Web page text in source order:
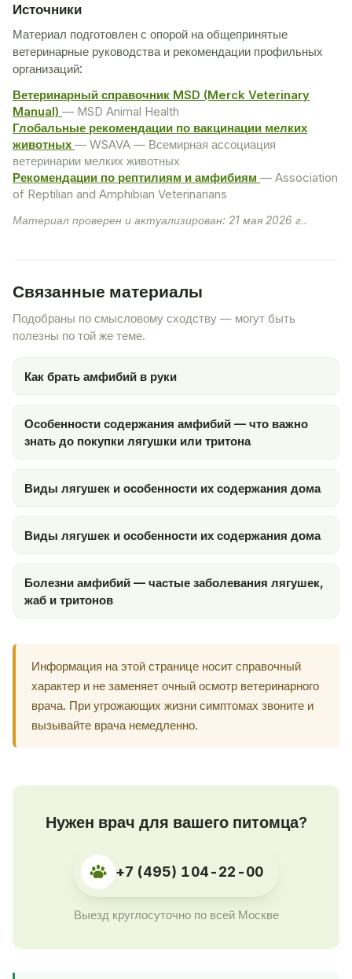
Источники
Материал подготовлен с опорой на общепринятые
ветеринарные руководства и рекомендации профильных
организаций:
Ветеринарный справочник MSD (Merck Veterinary
Manual) — MSD Animal Health
Глобальные рекомендации по вакцинации мелких
животных — WSAVA — Всемирная ассоциация
ветеринарии мелких животных
Рекомендации по рептилиям и амфибиям — Association
of Reptilian and Amphibian Veterinarians
Материал проверен и актуализирован: 21 мая 2026 г..
Связанные материалы
Подобраны по смысловому сходству — могут быть
полезны по той же теме.
Как брать амфибий в руки
Особенности содержания амфибий — что важно
знать до покупки лягушки или тритона
Виды лягушек и особенности их содержания дома
Виды лягушек и особенности их содержания дома
Болезни амфибий — частые заболевания лягушек,
жаб и тритонов
Информация на этой странице носит справочный
характер и не заменяет очный осмотр ветеринарного
врача. При угрожающих жизни симптомах звоните и
вызывайте врача немедленно.
Нужен врач для вашего питомца?
+7 (495) 104-22-00
Выезд круглосуточно по всей Москве